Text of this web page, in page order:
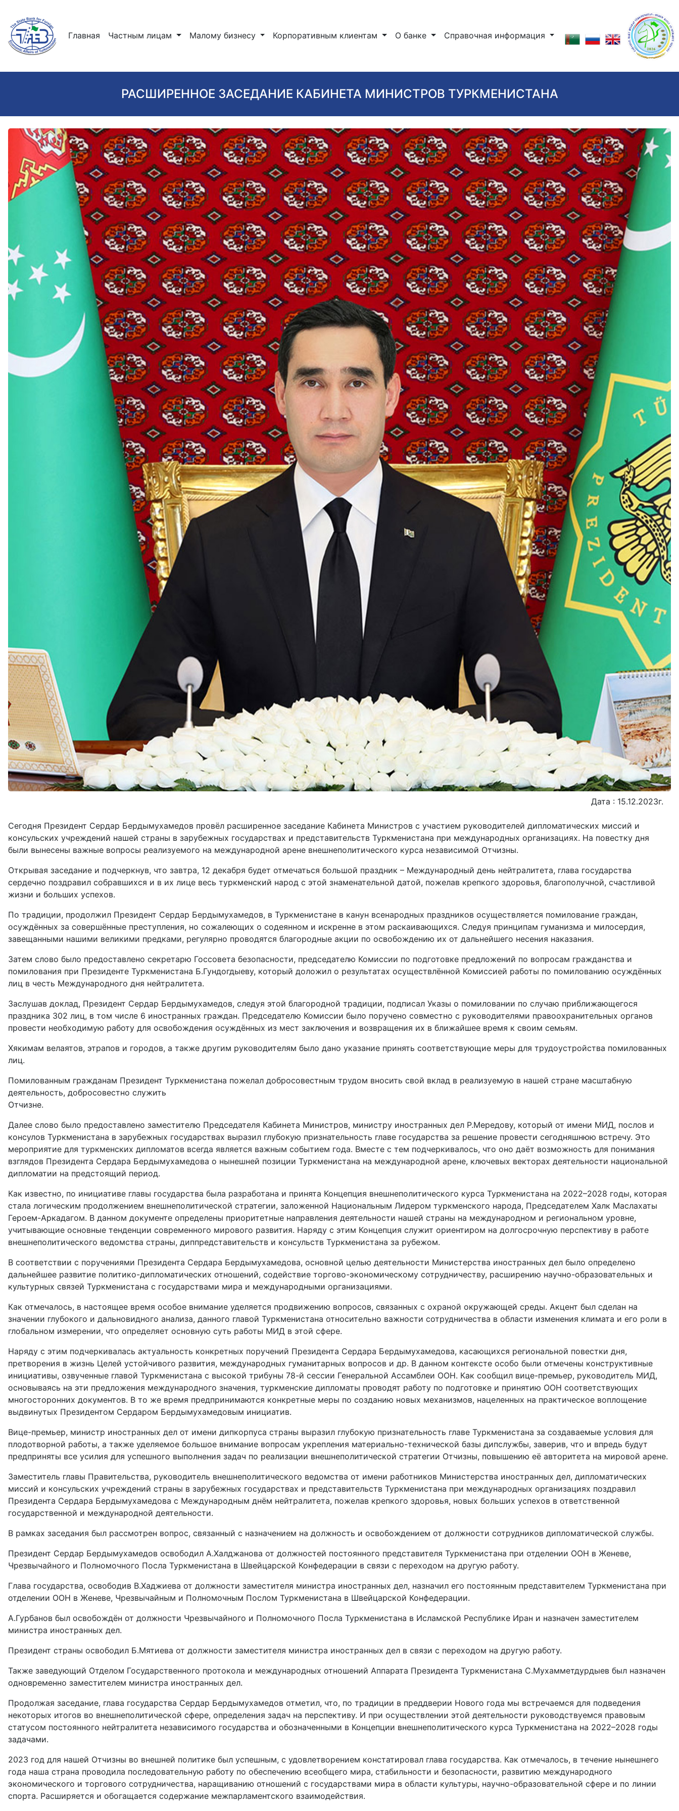
Главная (current)
Частным лицам Малому бизнесу Корпоративным клиентам О банке Справочная информация
РАСШИРЕННОЕ ЗАСЕДАНИЕ КАБИНЕТА МИНИСТРОВ ТУРКМЕНИСТАНА
Дата : 15.12.2023г.
Сегодня Президент Сердар Бердымухамедов провёл расширенное заседание Кабинета Министров с участием руководителей дипломатических миссий и
консульских учреждений нашей страны в зарубежных государствах и представительств Туркменистана при международных организациях. На повестку дня
были вынесены важные вопросы реализуемого на международной арене внешнеполитического курса независимой Отчизны.
Открывая заседание и подчеркнув, что завтра, 12 декабря будет отмечаться большой праздник – Международный день нейтралитета, глава государства
сердечно поздравил собравшихся и в их лице весь туркменский народ с этой знаменательной датой, пожелав крепкого здоровья, благополучной, счастливой
жизни и больших успехов.
По традиции, продолжил Президент Сердар Бердымухамедов, в Туркменистане в канун всенародных праздников осуществляется помилование граждан,
осуждённых за совершённые преступления, но сожалеющих о содеянном и иск­ренне в этом раскаивающихся. Следуя принципам гуманизма и милосердия,
завещанными нашими великими предками, регулярно проводятся благородные акции по освобождению их от дальнейшего несения наказания.
Затем слово было предоставлено секретарю Госсовета безопасности, председателю Комиссии по подготовке предложений по вопросам гражданства и
помилования при Президенте Туркменистана Б.Гундогдыеву, который доложил о результатах осуществ­лённой Комиссией работы по помилованию осуждённых
лиц в честь Международного дня нейтралитета.
Заслушав доклад, Президент Сердар Бердымухамедов, следуя этой благородной традиции, подписал Указы о помиловании по случаю приближающегося
праздника 302 лиц, в том числе 6 иностранных граждан. Председателю Комиссии было поручено совместно с руководителями правоохранительных органов
провести необходимую работу для освобождения осуждённых из мест заключения и возвращения их в ближайшее время к своим семьям.
Хякимам велаятов, этрапов и городов, а также другим руководителям было дано указание принять соответствующие меры для трудоустройства помилованных
лиц.
Помилованным гражданам Президент Туркменистана пожелал добросовестным трудом вносить свой вклад в реализуемую в нашей стране масштабную
деятельность, добросовестно служить
Отчизне.
Далее слово было предоставлено заместителю Председателя Кабинета Министров, министру иностранных дел Р.Мередову, который от имени МИД, послов и
консулов Туркменистана в зарубежных государствах выразил глубокую признательность главе государства за решение провести сегодняшнюю встречу. Это
мероприятие для туркменских дипломатов всегда является важным событием года. Вместе с тем подчеркивалось, что оно даёт возможность для понимания
взглядов Президента Сердара Бердымухамедова о нынешней позиции Туркменистана на международной арене, ключевых векторах деятельности нацио­нальной
дипломатии на предстоящий период.
Как известно, по инициативе главы государства была разработана и принята Концепция внешнеполитического курса Туркменистана на 2022–2028 годы, которая
стала логическим продолжением внешнеполитической стратегии, заложенной Национальным Лидером туркменского народа, Председателем Халк Маслахаты
Героем-Аркадагом. В данном документе определены приоритетные направления деятельности нашей страны на международном и региональном уровне,
учитывающие основные тенденции современного мирового развития. Наряду с этим Концепция служит ориентиром на долгосрочную перспективу в работе
внешнеполитического ведомства страны, диппредставительств и консульств Туркменистана за рубежом.
В соответствии с поручениями Президента Сердара Бердымухамедова, основной целью деятельности Министерства иностранных дел было определено
дальнейшее развитие политико-дипломатических отношений, содействие торгово-экономическому сотрудничеству, расширению научно-образовательных и
культурных связей Туркменистана с государствами мира и международными организациями.
Как отмечалось, в настоящее время особое внимание уделяется продвижению вопросов, связанных с охраной окружающей среды. Акцент был сделан на
значении глубокого и дальновидного анализа, данного главой Туркменистана относительно важности сот­рудничества в области изменения климата и его роли в
глобальном измерении, что определяет основную суть работы МИД в этой сфере.
Наряду с этим подчеркивалась актуальность конкретных поручений Президента Сердара Бердымухамедова, касающихся региональной повестки дня,
претворения в жизнь Целей устойчивого развития, международных гуманитарных вопросов и др. В данном контексте особо были отмечены конструктивные
инициативы, озвученные главой Туркменистана с высокой трибуны 78-й сессии Генеральной Ассамблеи ООН. Как сообщил вице-премьер, руководитель МИД,
основываясь на эти предложения международного значения, туркменские дипломаты проводят работу по подготовке и принятию ООН соответствующих
многосторонних документов. В то же время предпринимаются конкретные меры по созданию новых механизмов, нацеленных на практическое воплощение
выдвинутых Президентом Сердаром Бердымухамедовым инициатив.
Вице-премьер, министр иностранных дел от имени дипкорпуса страны выразил глубокую признательность главе Туркменистана за создаваемые условия для
плодотворной работы, а также уделяемое большое внимание вопросам укрепления материально-технической базы дипслужбы, заверив, что и впредь будут
предприняты все усилия для успешного выполнения задач по реализации внешнеполитической стратегии Отчизны, повышению её авторитета на мировой арене.
Заместитель главы Правительства, руководитель внешнеполитического ведомства от имени работников Министерства иностранных дел, дипломатических
миссий и консульских учреждений страны в зарубежных государствах и представительств Туркменистана при международных организациях поздравил
Президента Сердара Бердымухамедова с Международным днём нейтралитета, пожелав крепкого здоровья, новых больших успехов в ответственной
государственной и международной деятельности.
В рамках заседания был рассмотрен ­вопрос, связанный с назначением на должность и освобождением от должности сотрудников дипломатической службы.
Президент Сердар Бердымухамедов освободил А.Халджанова от должностей постоянного представителя Туркменистана при отделении ООН в Женеве,
Чрезвычайного и Полномочного Посла Туркменистана в Швейцарской Конфедерации в связи с переходом на другую работу.
Глава государства, освободив В.Хаджиева от должности заместителя министра иностранных дел, назначил его постоянным представителем Туркменистана при
отделении ООН в Женеве, Чрезвычайным и Полномочным Послом Туркменистана в Швейцарской Конфедерации.
А.Гурбанов был освобождён от должнос­ти Чрезвычайного и Полномочного Посла Туркменистана в Исламской Республике Иран и назначен заместителем
министра иностранных дел.
Президент страны освободил Б.Мятиева от должности заместителя министра иностранных дел в связи с переходом на другую работу.
Также заведующий Отделом Государственного протокола и международных отношений Аппарата Президента Туркменистана С.Мухамметдурдыев был назначен
одновременно заместителем министра иностранных дел.
Продолжая заседание, глава государства Сердар Бердымухамедов отметил, что, по традиции в преддверии Нового года мы встречаемся для подведения
некоторых итогов во внешнеполитической сфере, определения задач на перспективу. И при осуществлении этой деятельности руководствуемся правовым
статусом постоянного нейтралитета независимого государства и обозначенными в Концепции внешнеполитического курса Туркменистана на 2022–2028 годы
задачами.
2023 год для нашей Отчизны во внешней политике был успешным, с удовлетворением констатировал глава государства. Как отмечалось, в течение нынешнего
года наша страна проводила последовательную работу по обеспечению всеобщего мира, стабильности и безопасности, развитию международного
экономического и торгового сотрудничества, наращиванию отношений с государствами мира в области культуры, научно-образовательной сфере и по линии
спорта. Расширяется и обогащается содержание межпарламентского взаимодействия.